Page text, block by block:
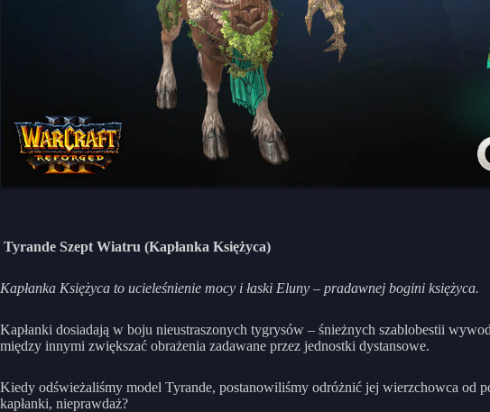
Tyrande Szept Wiatru (Kapłanka Księżyca)
Kapłanka Księżyca to ucieleśnienie mocy i łaski Eluny – pradawnej bogini księżyca.
Kapłanki dosiadają w boju nieustraszonych tygrysów – śnieżnych szablobestii
między innymi zwiększać obrażenia zadawane przez jednostki dystansowe.
Kiedy odświeżaliśmy model Tyrande, postanowiliśmy odróżnić jej wierzchowca od
kapłanki, nieprawdaż?